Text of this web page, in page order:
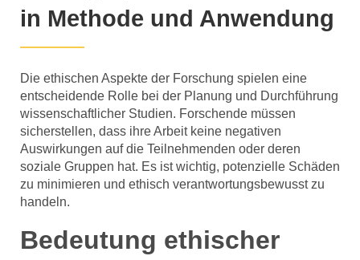
in Methode und Anwendung
Die ethischen Aspekte der Forschung spielen eine
entscheidende Rolle bei der Planung und Durchführung
wissenschaftlicher Studien. Forschende müssen
sicherstellen, dass ihre Arbeit keine negativen
Auswirkungen auf die Teilnehmenden oder deren
soziale Gruppen hat. Es ist wichtig, potenzielle Schäden
zu minimieren und ethisch verantwortungsbewusst zu
handeln.
Bedeutung ethischer